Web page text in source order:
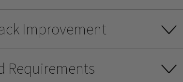
Improvement
Requirements